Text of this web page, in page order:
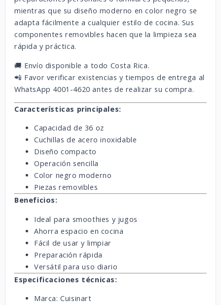
mientras que su diseño moderno en color negro se
adapta fácilmente a cualquier estilo de cocina. Sus
componentes removibles hacen que la limpieza sea
rápida y práctica.
🚚 Envío disponible a todo Costa Rica.
📲 Favor verificar existencias y tiempos de entrega al
WhatsApp 4001-4620 antes de realizar su compra.
Características principales:
Capacidad de 36 oz
Cuchillas de acero inoxidable
Diseño compacto
Operación sencilla
Color negro moderno
Piezas removibles
Beneficios:
Ideal para smoothies y jugos
Ahorra espacio en cocina
Fácil de usar y limpiar
Preparación rápida
Versátil para uso diario
Especificaciones técnicas:
Marca: Cuisinart